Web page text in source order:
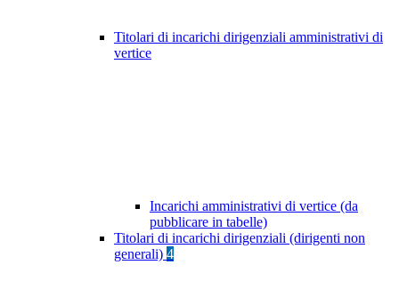
Titolari di incarichi dirigenziali amministrativi di
vertice
Incarichi amministrativi di vertice (da
pubblicare in tabelle)
Titolari di incarichi dirigenziali (dirigenti non
generali) 4